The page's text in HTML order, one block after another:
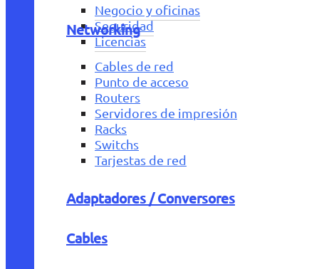
Negocio y oficinas
Seguridad
Licencias
Networking
Cables de red
Punto de acceso
Routers
Servidores de impresión
Racks
Switchs
Tarjestas de red
Adaptadores / Conversores
Cables